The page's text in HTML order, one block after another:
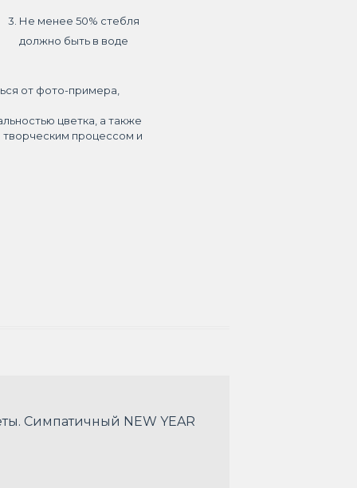
3. Не менее 50% стебля
должно быть в воде
от фото-примера,
цветка, а также
творческим процессом и
Симпатичный NEW YEAR